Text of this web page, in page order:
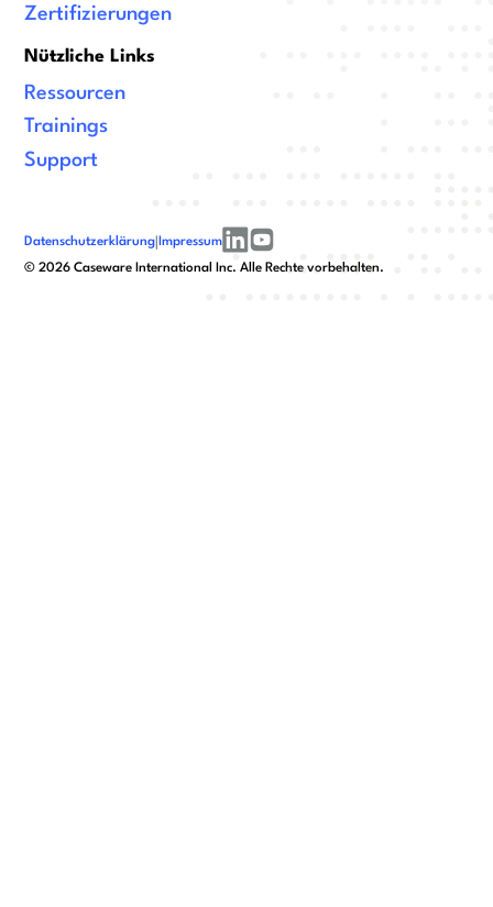
Zertifizierungen
Nützliche Links
Ressourcen
Trainings
Support
©2026 Caseware International Inc. Alle Rechte vorbehalten.
Datenschutzerklärung | Impressum
linkedinyoutube